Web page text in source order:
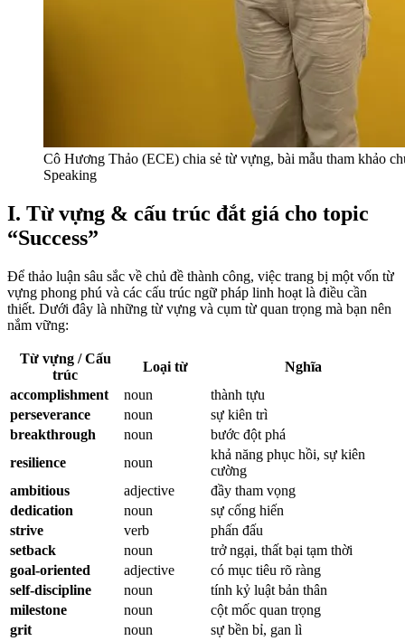
Cô Hương Thảo (ECE) chia sẻ từ vựng, bài mẫu tham khảo
Speaking
I. Từ vựng & cấu trúc đắt giá cho topic
“Success”
Để thảo luận sâu sắc về chủ đề thành công, việc trang bị một vốn từ
vựng phong phú và các cấu trúc ngữ pháp linh hoạt là điều cần
thiết. Dưới đây là những từ vựng và cụm từ quan trọng mà bạn nên
nắm vững:
Từ vựng / Cấu
trúc
Loại từ
Nghĩa
accomplishment
noun
thành tựu
perseverance
noun
sự kiên trì
breakthrough
noun
bước đột phá
resilience
noun
khả năng phục hồi, sự kiên
cường
ambitious
adjective
đầy tham vọng
dedication
noun
sự cống hiến
strive
verb
phấn đấu
setback
noun
trở ngại, thất bại tạm thời
goal-oriented
adjective
có mục tiêu rõ ràng
self-discipline
noun
tính kỷ luật bản thân
milestone
noun
cột mốc quan trọng
grit
noun
sự bền bỉ, gan lì